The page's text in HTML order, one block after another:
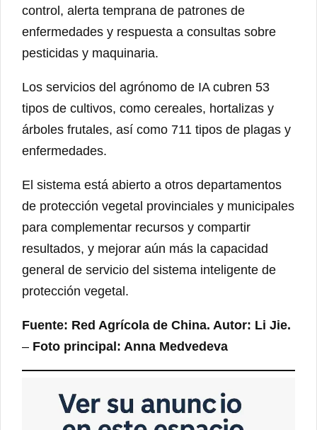
control, alerta temprana de patrones de
enfermedades y respuesta a consultas sobre
pesticidas y maquinaria.
Los servicios del agrónomo de IA cubren 53
tipos de cultivos, como cereales, hortalizas y
árboles frutales, así como 711 tipos de plagas y
enfermedades.
El sistema está abierto a otros departamentos
de protección vegetal provinciales y municipales
para complementar recursos y compartir
resultados, y mejorar aún más la capacidad
general de servicio del sistema inteligente de
protección vegetal.
Fuente: Red Agrícola de China. Autor: Li Jie.
– Foto principal: Anna Medvedeva